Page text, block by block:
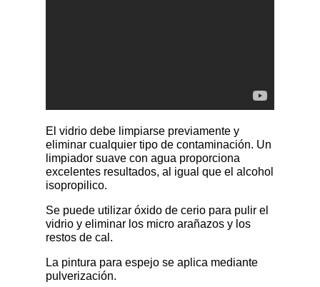
El vidrio debe limpiarse previamente y
eliminar cualquier tipo de contaminación. Un
limpiador suave con agua proporciona
excelentes resultados, al igual que el alcohol
isopropilico.
Se puede utilizar óxido de cerio para pulir el
vidrio y eliminar los micro arañazos y los
restos de cal.
La pintura para espejo se aplica mediante
pulverización.